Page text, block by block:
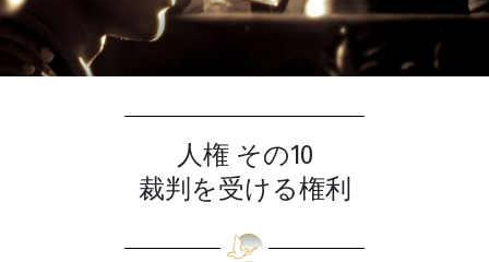
Video
人権 その10
裁判を受ける権利